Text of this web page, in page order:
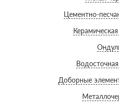
Цементно-
Доборные